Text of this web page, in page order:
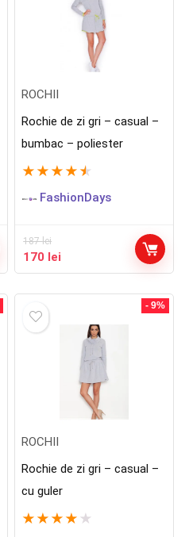
ROCHII
Rochie de zi gri – casual –
bumbac – poliester
★ ★ ★ ★ ★
FashionDays
187lei
Prețul
inițial
187 lei.
170 lei
curent
- 9%
ROCHII
Rochie de zi gri – casual –
cu guler
★ ★ ★ ★ ★